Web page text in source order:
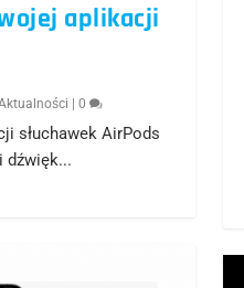
aplikacji
|0
słuchawek AirPods
dźwięk...